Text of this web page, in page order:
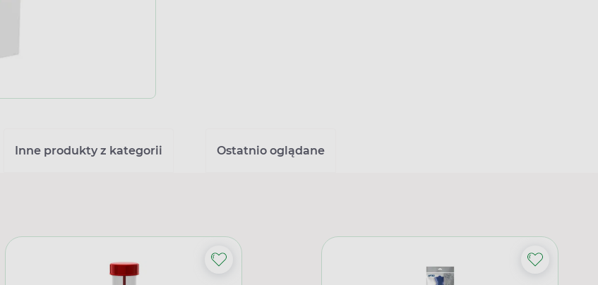
Inne produkty z kategorii Ostatnio oglądane